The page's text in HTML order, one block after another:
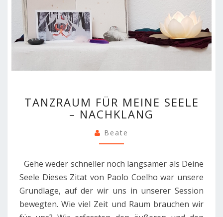
FÜR
MEINE
–
NACHKLANG
TANZRAUM FÜR MEINE SEELE
– NACHKLANG
Beate
Gehe weder schneller noch langsamer als Deine
Seele Dieses Zitat von Paolo Coelho war unsere
Grundlage, auf der wir uns in unserer Session
bewegten. Wie viel Zeit und Raum brauchen wir